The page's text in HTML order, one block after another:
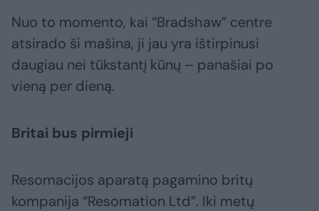
Nuo to momento, kai “Bradshaw” centre
atsirado ši mašina, ji jau yra ištirpinusi
daugiau nei tūkstantį kūnų – panašiai po
vieną per dieną.
Britai bus pirmieji
Resomacijos aparatą pagamino britų
kompanija “Resomation Ltd”. Iki metų